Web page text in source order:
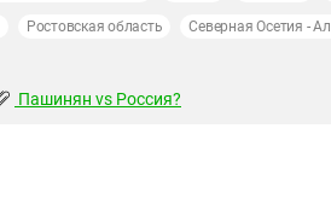
Ростовская область Северная Осетия -
Пашинян vs Россия?